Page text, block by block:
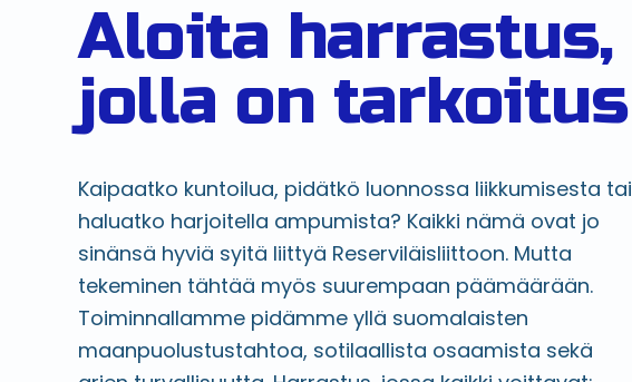
Aloita harrastus,
jolla on tarkoitus
Kaipaatko kuntoilua, pidätkö luonnossa liikkumisesta tai
haluatko harjoitella ampumista? Kaikki nämä ovat jo
sinänsä hyviä syitä liittyä Reserviläisliittoon. Mutta
tekeminen tähtää myös suurempaan päämäärään.
Toiminnallamme pidämme yllä suomalaisten
maanpuolustustahtoa, sotilaallista osaamista sekä